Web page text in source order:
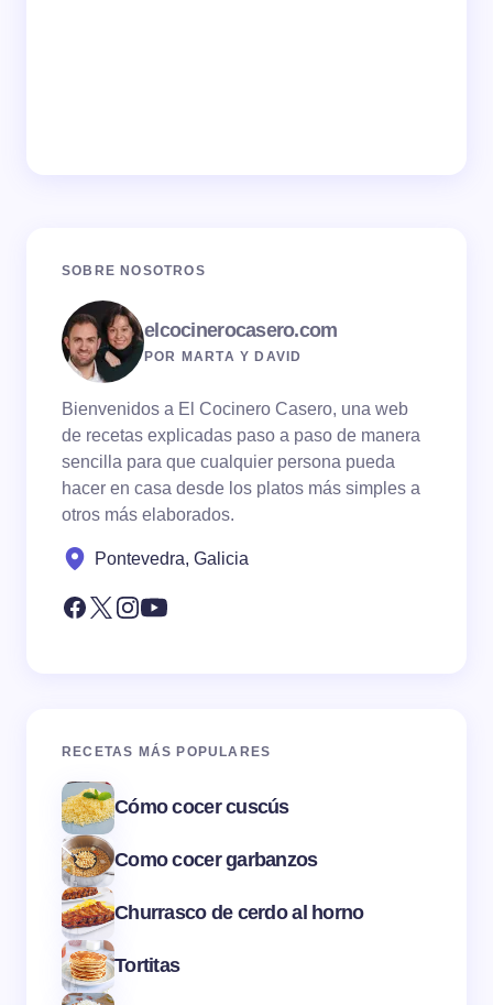
SOBRE NOSOTROS
elcocinerocasero.com
POR MARTA Y DAVID
Bienvenidos a El Cocinero Casero, una web
de recetas explicadas paso a paso de manera
sencilla para que cualquier persona pueda
hacer en casa desde los platos más simples a
otros más elaborados.
Pontevedra, Galicia
RECETAS MÁS POPULARES
Cómo cocer cuscús
Como cocer garbanzos
Churrasco de cerdo al horno
Tortitas